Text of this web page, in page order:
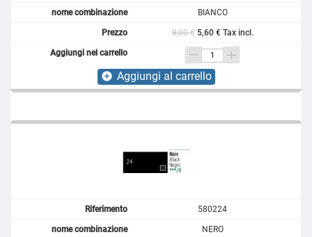
BIANCO
8,00 € 5,60 € Tax incl.
add_circle Aggiungi al carrello
580224
NERO